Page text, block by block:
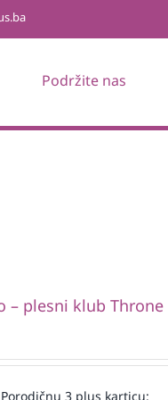
Podržite nas
– plesni klub Throne
3 plus karticu: